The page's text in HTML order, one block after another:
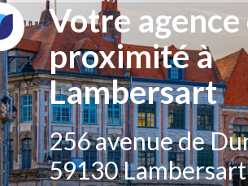
Votre agence
proximité à
Lambersart
256 avenue de
59130 Lambersart